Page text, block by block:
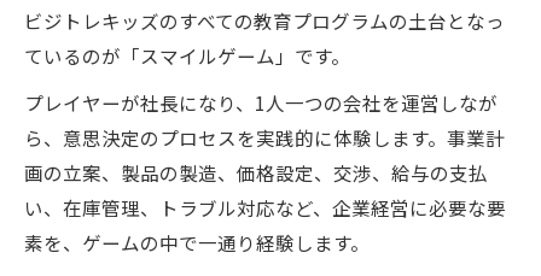
ビジトレキッズのすべての教育プログラムの土台となっ
ているのが「スマイルゲーム」です。
プレイヤーが社長になり、1人一つの会社を運営しなが
ら、意思決定のプロセスを実践的に体験します。事業計
画の立案、製品の製造、価格設定、交渉、給与の支払
い、在庫管理、トラブル対応など、企業経営に必要な要
素を、ゲームの中で一通り経験します。